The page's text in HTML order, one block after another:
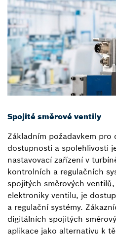
Spojité směrové ventily
Základním požadavkem pro
dostupnosti a spolehlivosti
nastavovací zařízení v
kontrolních a regulačních
spojitých směrových
elektroniky ventilu, je
a regulační systémy.
digitálních spojitých
aplikace jako alternativu k